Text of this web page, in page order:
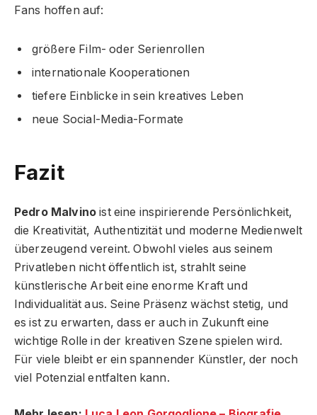
Fans hoffen auf:
größere Film- oder Serienrollen
internationale Kooperationen
tiefere Einblicke in sein kreatives Leben
neue Social-Media-Formate
Fazit
Pedro Malvino ist eine inspirierende Persönlichkeit,
die Kreativität, Authentizität und moderne Medienwelt
überzeugend vereint. Obwohl vieles aus seinem
Privatleben nicht öffentlich ist, strahlt seine
künstlerische Arbeit eine enorme Kraft und
Individualität aus. Seine Präsenz wächst stetig, und
es ist zu erwarten, dass er auch in Zukunft eine
wichtige Rolle in der kreativen Szene spielen wird.
Für viele bleibt er ein spannender Künstler, der noch
viel Potenzial entfalten kann.